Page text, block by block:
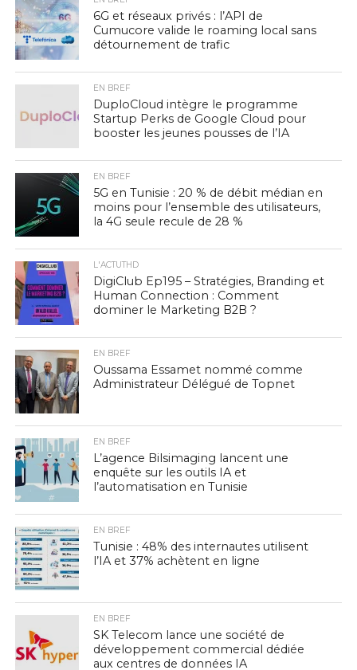
6G et réseaux privés : l’API de
Cumucore valide le roaming local sans
détournement de trafic
EN BREF
DuploCloud intègre le programme
Startup Perks de Google Cloud pour
booster les jeunes pousses de l’IA
EN BREF
5G en Tunisie : 20 % de débit médian en
moins pour l’ensemble des utilisateurs,
la 4G seule recule de 28 %
L'ACTUTHD
DigiClub Ep195 – Stratégies, Branding et
Human Connection : Comment
dominer le Marketing B2B ?
EN BREF
Oussama Essamet nommé comme
Administrateur Délégué de Topnet
EN BREF
L’agence Bilsimaging lancent une
enquête sur les outils IA et
l’automatisation en Tunisie
EN BREF
Tunisie : 48% des internautes utilisent
l’IA et 37% achètent en ligne
EN BREF
SK Telecom lance une société de
développement commercial dédiée
aux centres de données IA